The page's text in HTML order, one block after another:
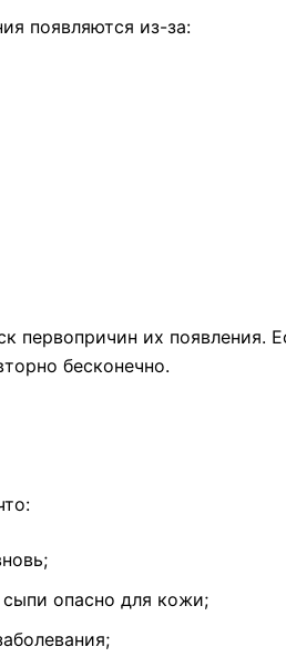
появляются из-за:
первопричин их появления.
бесконечно.
сыпи опасно для кожи;